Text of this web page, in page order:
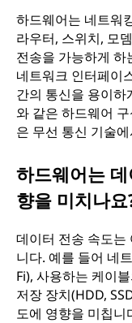
하드웨어는 네트워
라우터, 스위치, 모
전송을 가능하게 하
네트워크 인터페이
간의 통신을 용이하
와 같은 하드웨어
은 무선 통신 기술
하드웨어는
향을 미치나요
데이터 전송 속도는
니다. 예를 들어 네
Fi), 사용하는 케이
저장 장치(HDD,
도에 영향을 미칩니